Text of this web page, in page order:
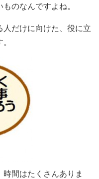
のなんですよね。
だけに向けた、役に立
間はたくさんありま